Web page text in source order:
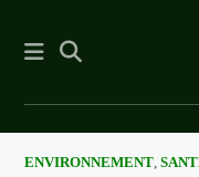
SkipENVIRONNEMENT,